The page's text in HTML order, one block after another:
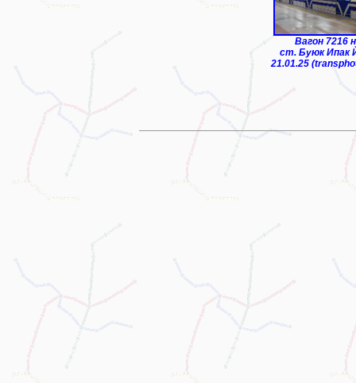
Вагон 7216
ст. Буюк Ипак
21.01.25